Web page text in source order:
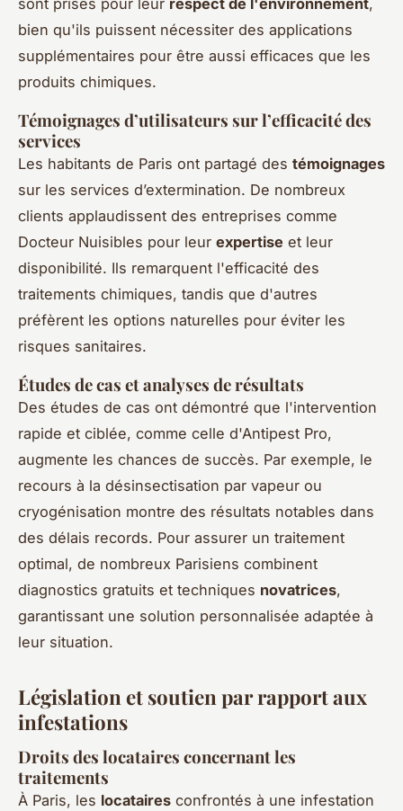
bien qu'ils puissent nécessiter des applications
supplémentaires pour être aussi efficaces que les
produits chimiques.
Témoignages d’utilisateurs sur l’efficacité des
services
Les habitants de Paris ont partagé des témoignages
sur les services d’extermination. De nombreux
clients applaudissent des entreprises comme
Docteur Nuisibles pour leur expertise et leur
disponibilité. Ils remarquent l'efficacité des
traitements chimiques, tandis que d'autres
préfèrent les options naturelles pour éviter les
risques sanitaires.
Études de cas et analyses de résultats
Des études de cas ont démontré que l'intervention
rapide et ciblée, comme celle d'Antipest Pro,
augmente les chances de succès. Par exemple, le
recours à la désinsectisation par vapeur ou
cryogénisation montre des résultats notables dans
des délais records. Pour assurer un traitement
optimal, de nombreux Parisiens combinent
diagnostics gratuits et techniques novatrices,
garantissant une solution personnalisée adaptée à
leur situation.
Législation et soutien par rapport aux
infestations
Droits des locataires concernant les
traitements
À Paris, les locataires confrontés à une infestation